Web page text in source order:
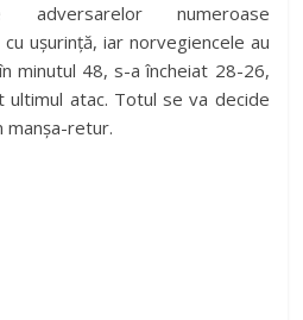
adversarelor numeroase
ușurință, iar norvegiencele au
minutul 48, s-a încheiat 28-26,
atac. Totul se va decide
manșa-retur.